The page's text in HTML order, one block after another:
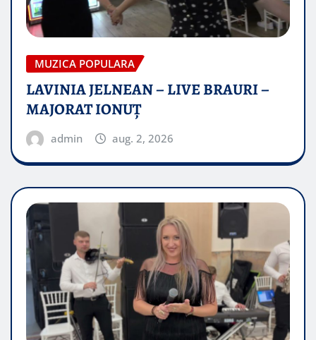
MUZICA POPULARA
LAVINIA JELNEAN – LIVE BRAURI –
MAJORAT IONUŢ
admin aug. 2, 2026